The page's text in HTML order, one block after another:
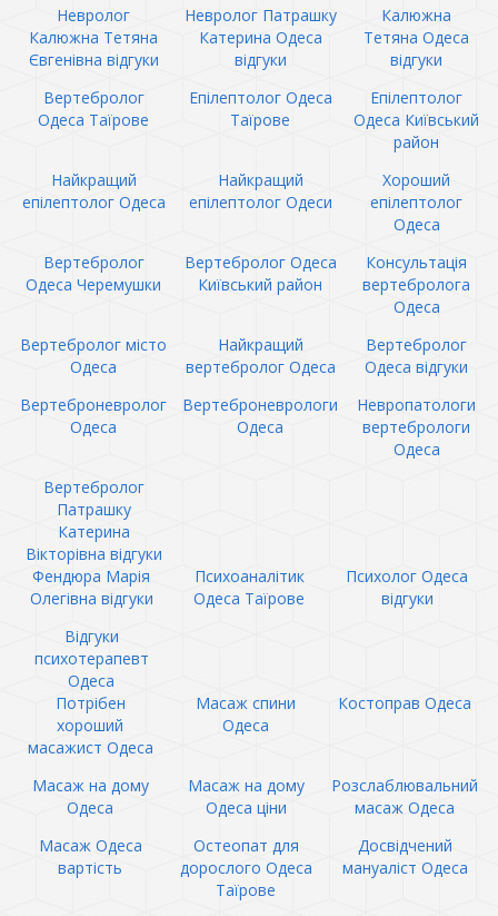
Невролог
Калюжна Тетяна
Євгенівна відгуки
Невролог Патрашку
Катерина Одеса
відгуки
Калюжна
Тетяна Одеса
відгуки
Вертебролог
Одеса Таїрове
Епілептолог Одеса
Таїрове
Епілептолог
Одеса Київський
район
Найкращий
епілептолог Одеса
Найкращий
епілептолог Одеси
Хороший
епілептолог
Одеса
Вертебролог
Одеса Черемушки
Вертебролог Одеса
Київський район
Консультація
вертебролога
Одеса
Вертебролог місто
Одеса
Найкращий
вертебролог Одеса
Вертебролог
Одеса відгуки
Вертеброневролог
Одеса
Вертеброневрологи
Одеса
Невропатологи
вертебрологи
Одеса
Вертебролог
Патрашку
Катерина
Вікторівна відгуки
Фендюра Марія
Олегівна відгуки
Психоаналітик
Одеса Таїрове
Психолог Одеса
відгуки
Відгуки
психотерапевт
Одеса
Потрібен
хороший
масажист Одеса
Масаж спини
Одеса
Костоправ Одеса
Масаж на дому
Одеса
Масаж на дому
Одеса ціни
Розслаблювальний
масаж Одеса
Масаж Одеса
вартість
Остеопат для
дорослого Одеса
Таїрове
Досвідчений
мануаліст Одеса